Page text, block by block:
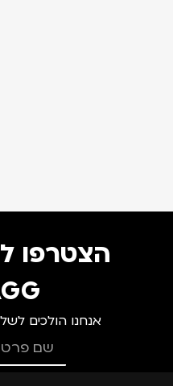
הצטרפו
אנחנו הולכים